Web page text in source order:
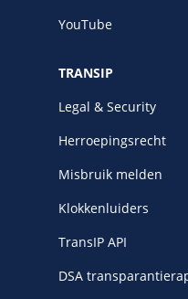
YouTube
TRANSIP
Legal & Security
Herroepingsrecht
Misbruik melden
Klokkenluiders
TransIP API
DSA